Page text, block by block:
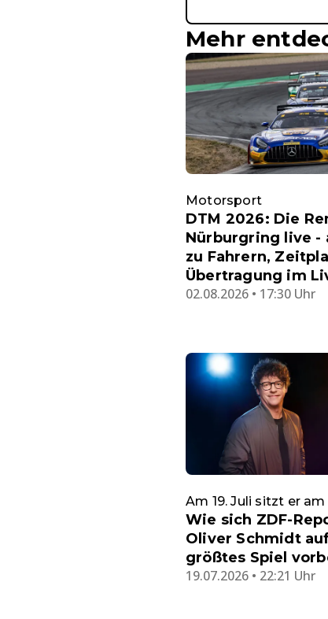
Mehr
Motorsport
DTM 2026: Die
Nürburgring live -
zu Fahrern,
Übertragung im
02.08.2026 • 17:30 Uhr
Am 19. Juli sitzt er
Wie sich ZDF-
Oliver Schmidt
größtes Spiel
19.07.2026 • 22:21 Uhr